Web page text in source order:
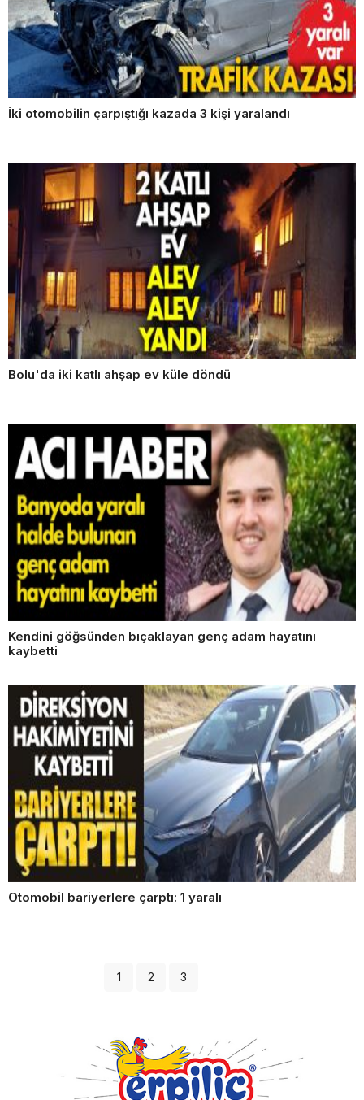
İki otomobilin çarpıştığı kazada 3 kişi yaralandı
Bolu'da iki katlı ahşap ev küle döndü
Kendini göğsünden bıçaklayan genç adam hayatını
kaybetti
Otomobil bariyerlere çarptı: 1 yaralı
1 2 3